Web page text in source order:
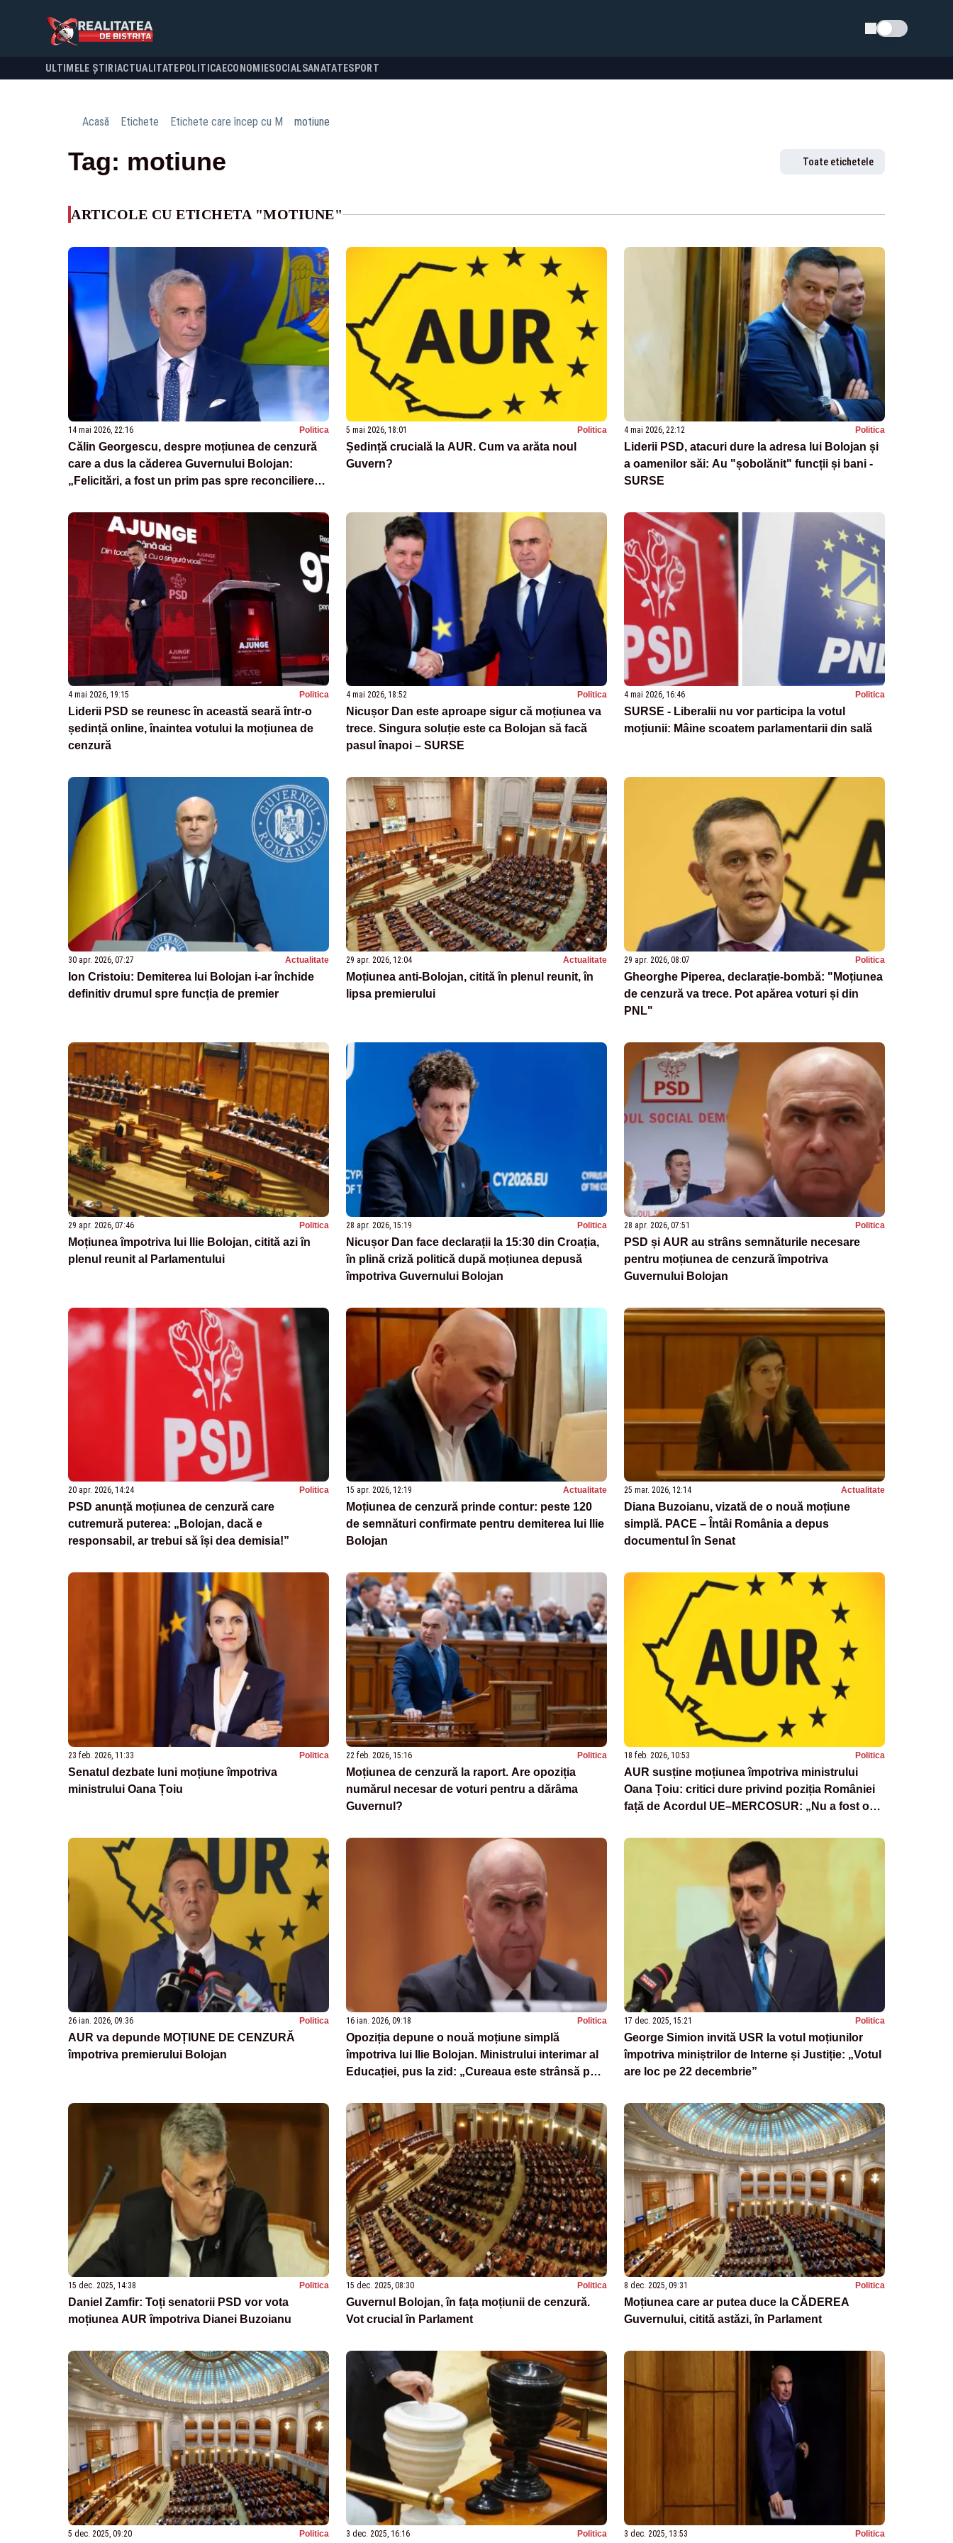
Schimba tema
ULTIMELE ȘTIRI ACTUALITATE POLITICA ECONOMIESOCIALSANATATESPORT
Acasă Etichete Etichete care încep cu M motiune
Tag: motiune Toate etichetele
ARTICOLE CU ETICHETA "MOTIUNE"
14 mai 2026, 22:16 Politica
Călin Georgescu, despre moțiunea de cenzură
care a dus la căderea Guvernului Bolojan:
„Felicitări, a fost un prim pas spre reconciliere
5 mai 2026, 18:01 Politica
Ședință crucială la AUR. Cum va arăta noul
Guvern?
4 mai 2026, 22:12 Politica
Liderii PSD, atacuri dure la adresa lui Bolojan și
a oamenilor săi: Au "șobolănit" funcții și bani -
SURSE
4 mai 2026, 19:15 Politica
Liderii PSD se reunesc în această seară într-o
ședință online, înaintea votului la moțiunea de
cenzură
4 mai 2026, 18:52 Politica
Nicușor Dan este aproape sigur că moțiunea va
trece. Singura soluție este ca Bolojan să facă
pasul înapoi – SURSE
4 mai 2026, 16:46 Politica
SURSE - Liberalii nu vor participa la votul
moțiunii: Mâine scoatem parlamentarii din sală
30 apr. 2026, 07:27 Actualitate
Ion Cristoiu: Demiterea lui Bolojan i-ar închide
definitiv drumul spre funcția de premier
29 apr. 2026, 12:04 Actualitate
Moțiunea anti‑Bolojan, citită în plenul reunit, în
lipsa premierului
29 apr. 2026, 08:07 Politica
Gheorghe Piperea, declarație-bombă: "Moțiunea
de cenzură va trece. Pot apărea voturi și din
PNL"
29 apr. 2026, 07:46 Politica
Moțiunea împotriva lui Ilie Bolojan, citită azi în
plenul reunit al Parlamentului
28 apr. 2026, 15:19 Politica
Nicușor Dan face declarații la 15:30 din Croația,
în plină criză politică după moțiunea depusă
împotriva Guvernului Bolojan
28 apr. 2026, 07:51 Politica
PSD și AUR au strâns semnăturile necesare
pentru moțiunea de cenzură împotriva
Guvernului Bolojan
20 apr. 2026, 14:24 Politica
PSD anunță moțiunea de cenzură care
cutremură puterea: „Bolojan, dacă e
responsabil, ar trebui să își dea demisia!”
15 apr. 2026, 12:19 Actualitate
Moțiunea de cenzură prinde contur: peste 120
de semnături confirmate pentru demiterea lui Ilie
Bolojan
25 mar. 2026, 12:14 Actualitate
Diana Buzoianu, vizată de o nouă moțiune
simplă. PACE – Întâi România a depus
documentul în Senat
23 feb. 2026, 11:33 Politica
Senatul dezbate luni moțiune împotriva
ministrului Oana Țoiu
22 feb. 2026, 15:16 Politica
Moțiunea de cenzură la raport. Are opoziția
numărul necesar de voturi pentru a dărâma
Guvernul?
18 feb. 2026, 10:53 Politica
AUR susține moțiunea împotriva ministrului
Oana Țoiu: critici dure privind poziția României
față de Acordul UE–MERCOSUR: „Nu a fost o
26 ian. 2026, 09:36 Politica
AUR va depunde MOȚIUNE DE CENZURĂ
împotriva premierului Bolojan
16 ian. 2026, 09:18 Politica
Opoziția depune o nouă moțiune simplă
împotriva lui Ilie Bolojan. Ministrului interimar al
Educației, pus la zid: „Cureaua este strânsă pe
17 dec. 2025, 15:21 Politica
George Simion invită USR la votul moțiunilor
împotriva miniștrilor de Interne și Justiție: „Votul
are loc pe 22 decembrie”
15 dec. 2025, 14:38 Politica
Daniel Zamfir: Toți senatorii PSD vor vota
moțiunea AUR împotriva Dianei Buzoianu
15 dec. 2025, 08:30 Politica
Guvernul Bolojan, în fața moțiunii de cenzură.
Vot crucial în Parlament
8 dec. 2025, 09:31 Politica
Moțiunea care ar putea duce la CĂDEREA
Guvernului, citită astăzi, în Parlament
5 dec. 2025, 09:20 Politica 3 dec. 2025, 16:16 Politica 3 dec. 2025, 13:53 Politica